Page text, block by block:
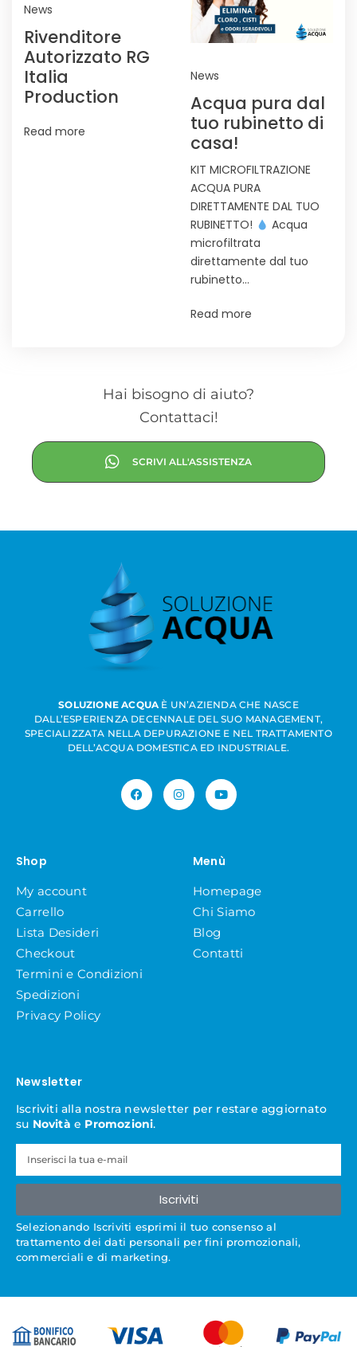
News
Rivenditore
Autorizzato RG
Italia
Production
Read more
News
Acqua pura dal
tuo rubinetto di
casa!
KIT MICROFILTRAZIONE
ACQUA PURA
DIRETTAMENTE DAL TUO
RUBINETTO!
Acqua
microfiltrata
direttamente dal tuo
rubinetto…
Read more
Hai bisogno di aiuto?
Contattaci!
SCRIVI ALL'ASSISTENZA
SOLUZIONE ACQUA È UN’AZIENDA CHE NASCE
DALL’ESPERIENZA DECENNALE DEL SUO MANAGEMENT,
SPECIALIZZATA NELLA DEPURAZIONE E NEL TRATTAMENTO
DELL’ACQUA DOMESTICA ED INDUSTRIALE.
Shop
My account
Carrello
Lista Desideri
Checkout
Termini e Condizioni
Spedizioni
Privacy Policy
Menù
Homepage
Chi Siamo
Blog
Contatti
Newsletter
Iscriviti alla nostra newsletter per restare aggiornato
su Novità e Promozioni.
Iscriviti
Selezionando Iscriviti esprimi il tuo consenso al
trattamento dei dati personali per fini promozionali,
commerciali e di marketing.